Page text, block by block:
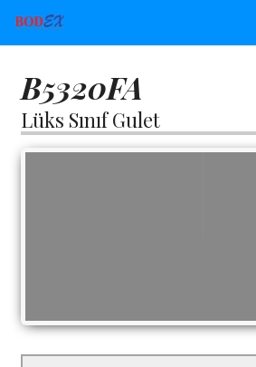
B5320FA
Lüks Sınıf Gulet